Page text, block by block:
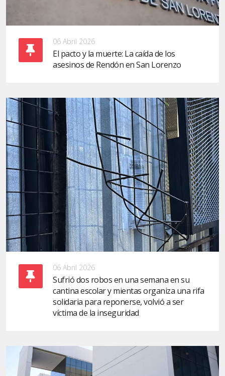
06 Abril 2026
El pacto y la muerte: La caída de los
asesinos de Rendón en San Lorenzo
06 Abril 2026
Sufrió dos robos en una semana en su
cantina escolar y mientas organiza una rifa
solidaria para reponerse, volvió a ser
víctima de la inseguridad